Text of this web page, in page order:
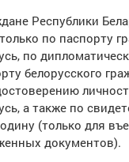
Республики
по паспорту
по
белорусского
а также по
(только для
документов).